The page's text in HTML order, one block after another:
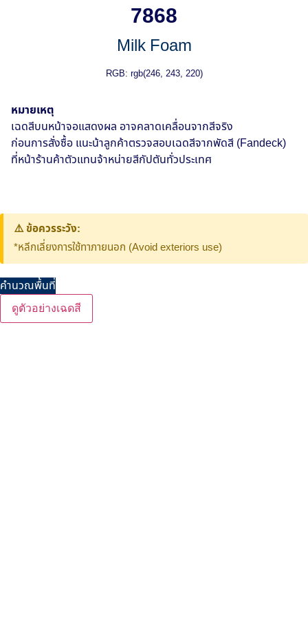
7868
Milk Foam
RGB: rgb(246, 243, 220)
หมายเหตุ
เฉดสีบนหน้าจอแสดงผล อาจคลาดเคลื่อนจากสีจริง
ก่อนการสั่งซื้อ แนะน้าลูกค้าตรวจสอบเฉดสีจากพัดสี (Fandeck)
ที่หน้าร้านค้าตัวแทนจ้าหน่ายสีกัปตันทั่วประเทศ
⚠️ ข้อควรระวัง:
*หลีกเลี่ยงการใช้ทาภายนอก (Avoid exteriors use)
คำนวณพื้นที่
ดูตัวอย่างเฉดสี